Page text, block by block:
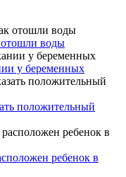
отошли воды
у беременных
положительный
ребенок в